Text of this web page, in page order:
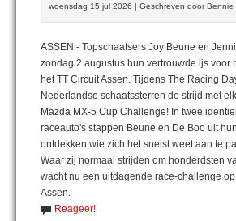
woensdag 15 jul 2026 | Geschreven door Bennie
ASSEN - Topschaatsers Joy Beune en
zondag 2 augustus hun vertrouwde ijs voor
het TT Circuit Assen. Tijdens The Racing
Nederlandse schaatssterren de strijd met
Mazda MX-5 Cup Challenge! In twee
raceauto's stappen Beune en De Boo uit
ontdekken wie zich het snelst weet aan te
Waar zij normaal strijden om honderdsten
wacht nu een uitdagende race-challenge
Assen.
Reageer!